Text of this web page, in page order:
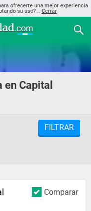
ofrecerte una mejor experiencia
su uso? .. Cerrar
Capital
FILTRAR
Comparar